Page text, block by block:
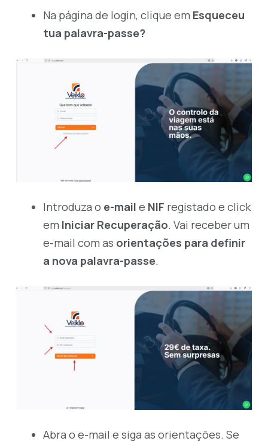
Na página de login, clique em Esqueceu
tua palavra-passe?
Introduza o e-mail e NIF registado e click
em Iniciar Recuperação. Vai receber um
e-mail com as orientações para definir
a nova palavra-passe.
Abra o e-mail e siga as orientações. Se